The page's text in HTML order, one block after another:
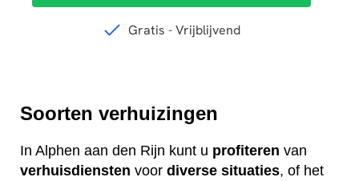
Soorten verhuizingen
In Alphen aan den Rijn kunt u profiteren van
verhuisdiensten voor diverse situaties, of het